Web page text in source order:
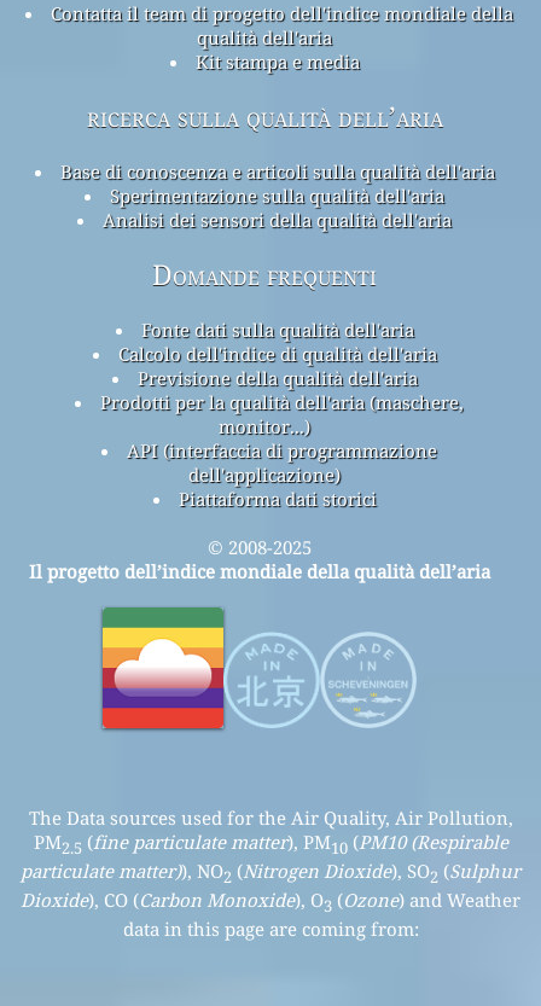
Contatta il team di progetto dell'indice mondiale della
qualità dell'aria
Kit stampa e media
ricerca sulla qualità dell’aria
Base di conoscenza e articoli sulla qualità dell'aria
Sperimentazione sulla qualità dell'aria
Analisi dei sensori della qualità dell'aria
Domande frequenti
Fonte dati sulla qualità dell'aria
Calcolo dell'indice di qualità dell'aria
Previsione della qualità dell'aria
Prodotti per la qualità dell'aria (maschere,
monitor...)
API (interfaccia di programmazione
dell'applicazione)
Piattaforma dati storici
© 2008-2025
Il progetto dell’indice mondiale della qualità dell’aria
The Data sources used for the Air Quality, Air Pollution,
PM2.5 (fine particulate matter), PM10(PM10 (Respirable
particulate matter)), NO2 (Nitrogen Dioxide), SO2 (Sulphur
Dioxide), CO (Carbon Monoxide), O3 (Ozone) and Weather
data in this page are coming from: